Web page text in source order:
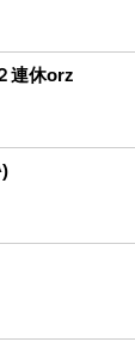
連休orz